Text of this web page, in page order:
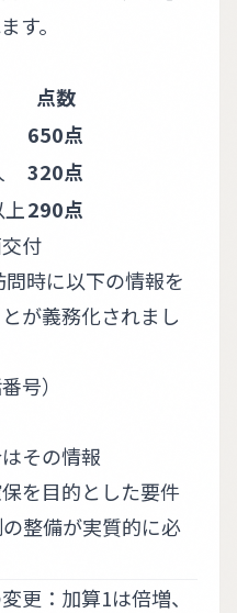
す。
点数
650点
320点
290点
付
時に以下の情報を
が義務化されまし
号）
その情報
を目的とした要件
整備が実質的に必
更：加算1は倍増、